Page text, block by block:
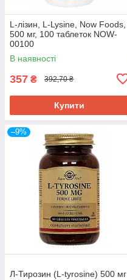
L-лізин, L-Lysine, Now Foods,
500 мг, 100 таблеток NOW-
00100
В наявності
357 ₴ 392,70 ₴
Купити
–9%
Л-Тирозин (L-tyrosine) 500 мг